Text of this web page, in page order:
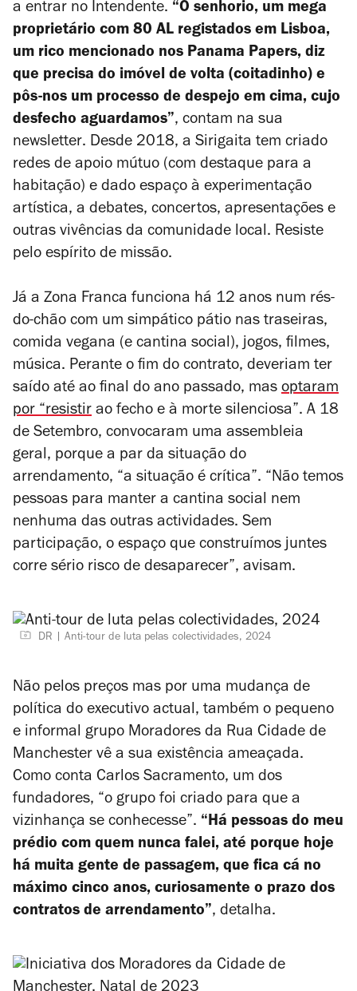
a entrar no Intendente. “​​O senhorio, um mega
proprietário com 80 AL registados em Lisboa,
um rico mencionado nos Panama Papers, diz
que precisa do imóvel de volta (coitadinho) e
pôs-nos um processo de despejo em cima, cujo
desfecho aguardamos”, contam na sua
newsletter. Desde 2018, a Sirigaita tem criado
redes de apoio mútuo (com destaque para a
habitação) e dado espaço à experimentação
artística, a debates, concertos, apresentações e
outras vivências da comunidade local. Resiste
pelo espírito de missão.
Já a Zona Franca funciona há 12 anos num rés-
do-chão com um simpático pátio nas traseiras,
comida vegana (e cantina social), jogos, filmes,
música. Perante o fim do contrato, deveriam ter
saído até ao final do ano passado, mas optaram
por “resistir ao fecho e à morte silenciosa”. A 18
de Setembro, convocaram uma assembleia
geral, porque a par da situação do
arrendamento, “a situação é crítica”. “Não temos
pessoas para manter a cantina social nem
nenhuma das outras actividades. Sem
participação, o espaço que construímos juntes
corre sério risco de desaparecer”, avisam.
DR Anti-tour de luta pelas colectividades, 2024
Não pelos preços mas por uma mudança de
política do executivo actual, também o pequeno
e informal grupo Moradores da Rua Cidade de
Manchester vê a sua existência ameaçada.
Como conta Carlos Sacramento, um dos
fundadores, “o grupo foi criado para que a
vizinhança se conhecesse”. “Há pessoas do meu
prédio com quem nunca falei, até porque hoje
há muita gente de passagem, que fica cá no
máximo cinco anos, curiosamente o prazo dos
contratos de arrendamento”, detalha.